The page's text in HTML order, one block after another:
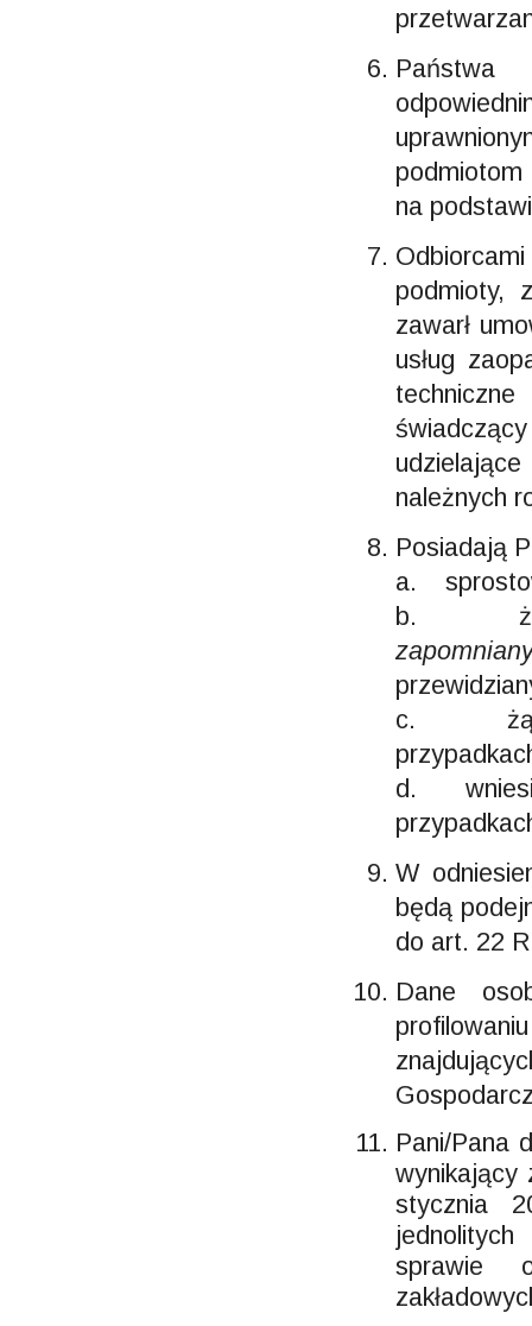
Państwa
na
podmioty,
zawarł
usług
należnych
Posiadają
a.
b.
c.
d.
W
będą
do art. 22
Dane
Pani/Pana
wynikający
stycznia
sprawie